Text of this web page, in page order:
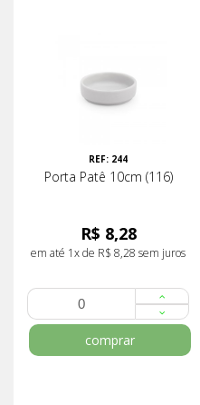
REF: 244
Porta Patê 10cm (116)
R$ 8,28
em até 1x de R$ 8,28 sem juros
comprar